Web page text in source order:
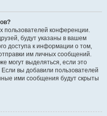
пользователей конференции.
будут указаны в вашем
доступа к информации о том,
им личных сообщений.
могут выделяться, если это
вы добавили пользователей
ими сообщения будут скрыты